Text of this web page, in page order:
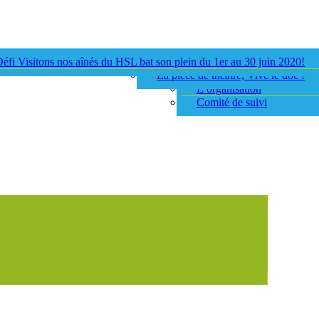
Mission du projet
Objectifs du projet
L’organisation
Comité de suivi
Volet intergénérationnel
La pièce de théâtre, Vive le doc !
Visitons nos aînés du HSL bat son plein du 1er au 30 juin 2020!